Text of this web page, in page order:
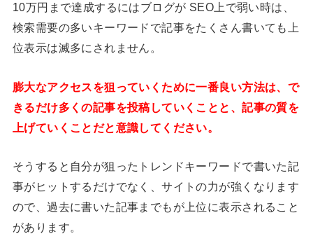
10万円まで達成するにはブログが SEO上で弱い時は、
検索需要の多いキーワードで記事をたくさん書いても上
位表示は滅多にされません。
膨大なアクセスを狙っていくために一番良い方法は、で
きるだけ多くの記事を投稿していくことと、記事の質を
上げていくことだと意識してください。
そうすると自分が狙ったトレンドキーワードで書いた記
事がヒットするだけでなく、サイトの力が強くなります
ので、過去に書いた記事までもが上位に表示されること
があります。